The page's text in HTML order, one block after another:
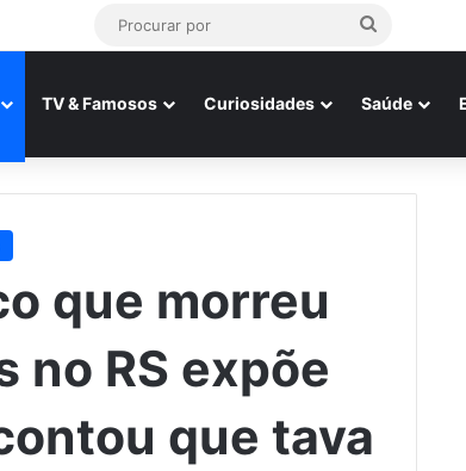
Procurar
TV & Famosos Curiosidades Saúde
que morreu
no RS expõe
que tava